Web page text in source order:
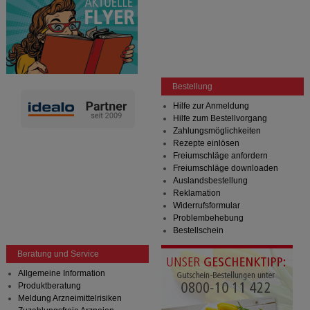
Bestellung
Hilfe zur Anmeldung
Hilfe zum Bestellvorgang
Zahlungsmöglichkeiten
Rezepte einlösen
Freiumschläge anfordern
Freiumschläge downloaden
Auslandsbestellung
Reklamation
Widerrufsformular
Problembehebung
Bestellschein
Beratung und Service
Allgemeine Information
Produktberatung
Meldung Arzneimittelrisiken